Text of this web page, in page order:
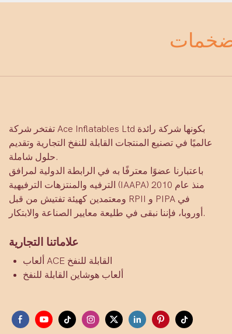
تفتخر شركة Ace Inflatables Ltd بكونها شركة رائدة
عالميًا في تصنيع المنتجات القابلة للنفخ التجارية وتقديم
حلول شاملة.
باعتبارنا عضوًا معترفًا به في الرابطة الدولية لمرافق
الترفيه والمنتزهات الترفيهية (IAAPA) منذ عام 2010
ومعتمدين كهيئة تفتيش من قبل RPII و PIPA في
أوروبا، فإننا نبقى في طليعة معايير الصناعة والابتكار.
علاماتنا التجارية
ألعاب ACE القابلة للنفخ
ألعاب هوشاين القابلة للنفخ